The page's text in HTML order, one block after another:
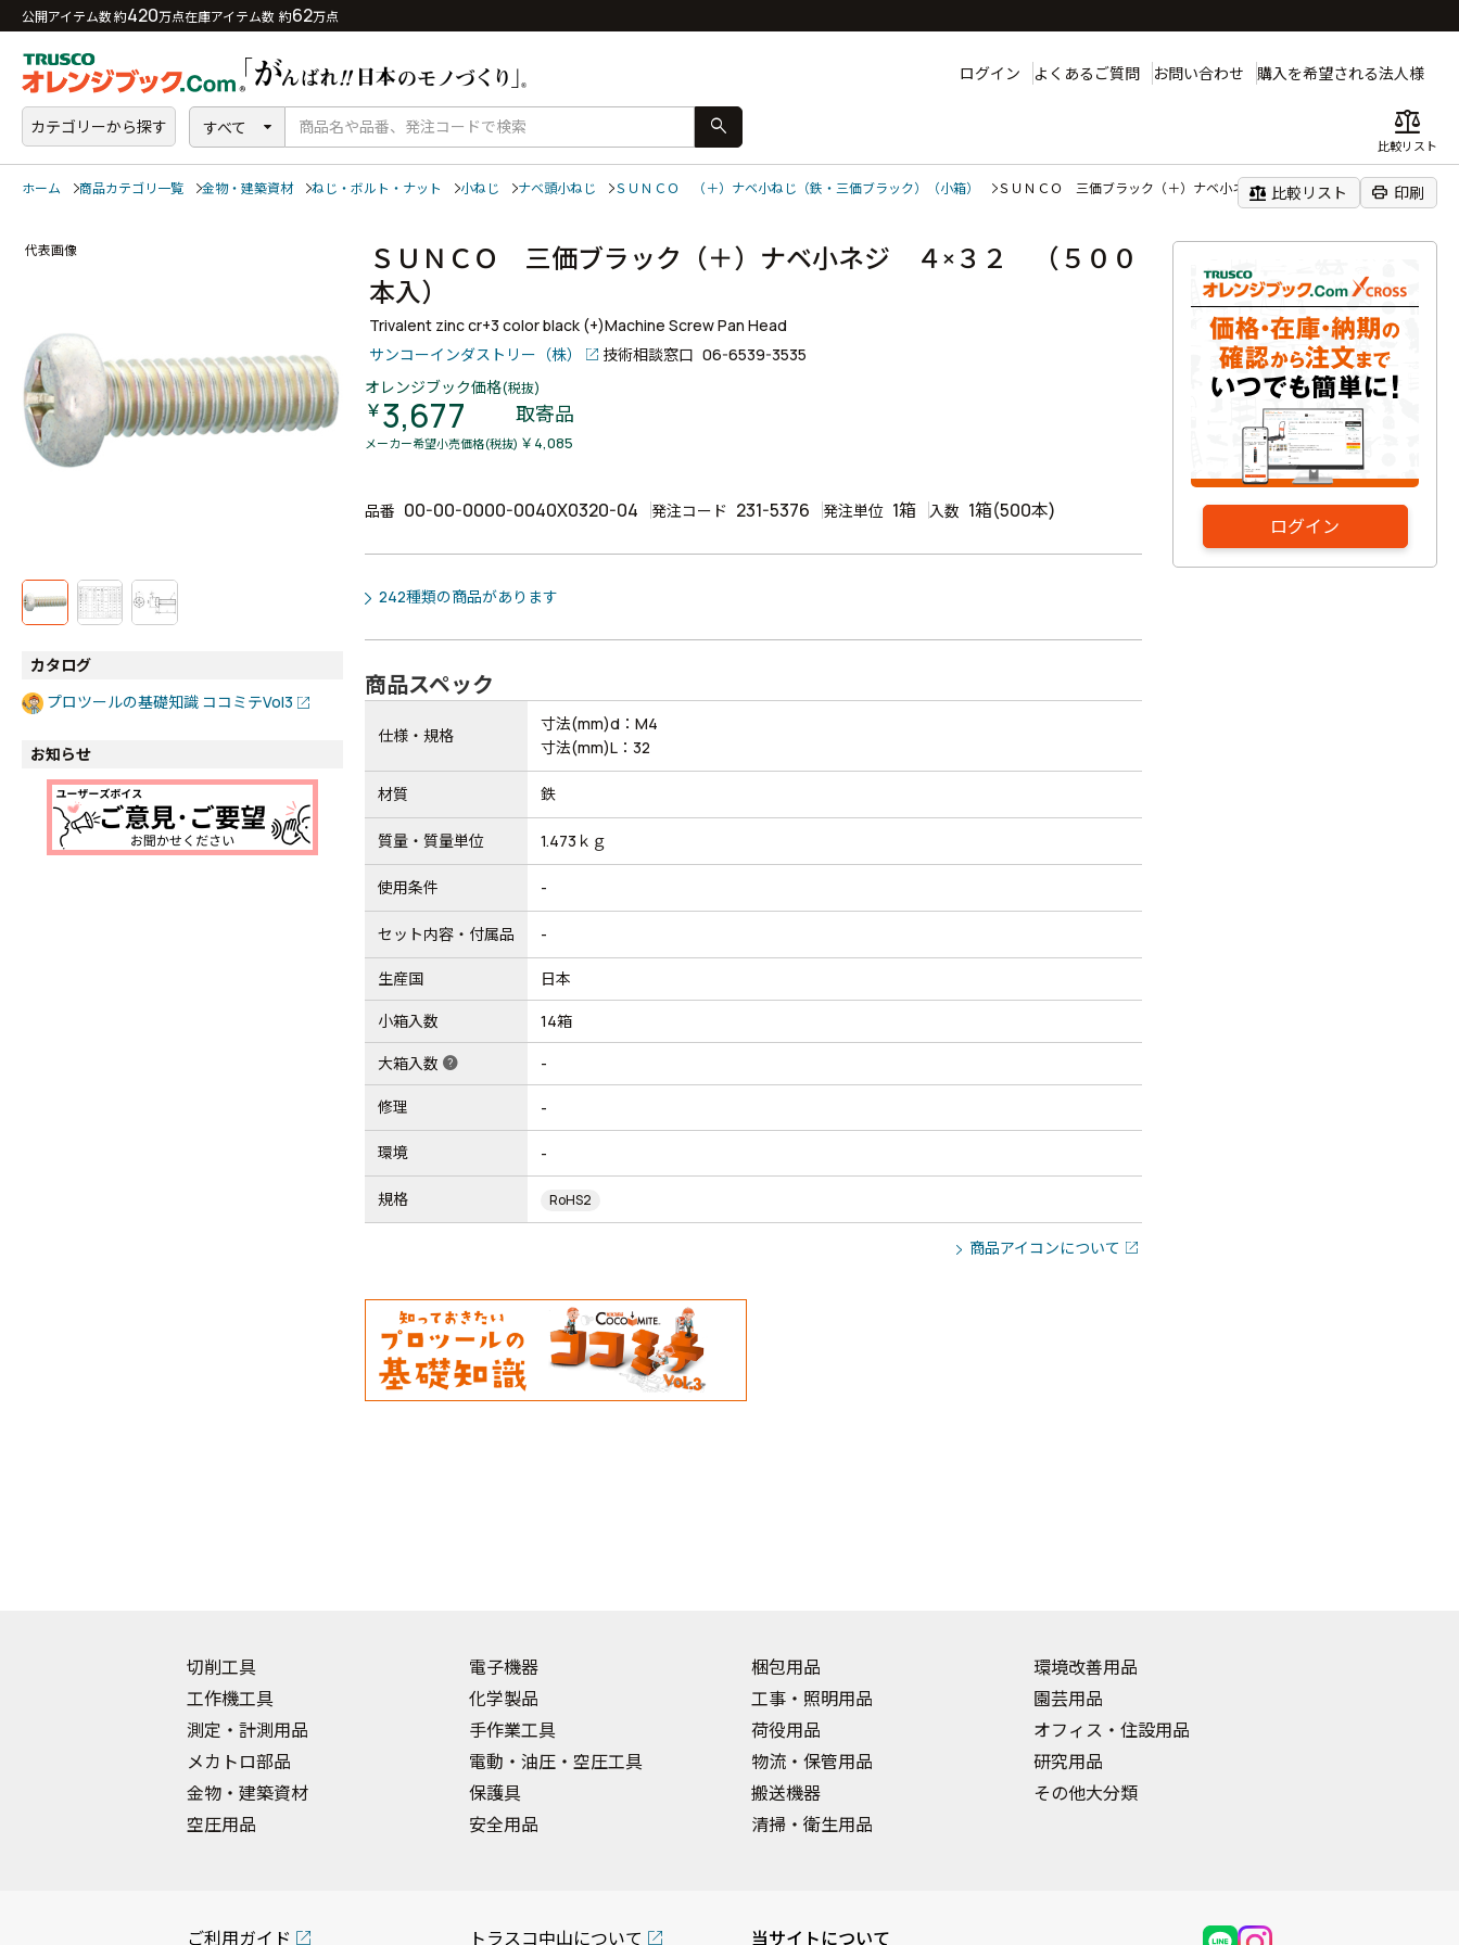
公開アイテム数 約420万点在庫アイテム数 約62万点
ログイン よくあるご質問 お問い合わせ 購入を希望される法人様
カテゴリーから探す すべて search balance
比較リスト
ホーム 商品カテゴリ一覧 金物・建築資材 ねじ・ボルト・ナット 小ねじ ナベ頭小ねじ ＳＵＮＣＯ （＋）ナベ小ねじ（鉄・三価ブラック）（小箱） ＳＵＮＣＯ 三価ブラック（＋）ナベ小ネジ ４×３２ （５００本入）
balance 比較リスト print 印刷
ログイン
代表画像
カタログ
プロツールの基礎知識 ココミテVol3
お知らせ
ＳＵＮＣＯ 三価ブラック（＋）ナベ小ネジ ４×３２ （５００
本入）
Trivalent zinc cr+3 color black (+)Machine Screw Pan Head
サンコーインダストリー（株）
技術相談窓口 06-6539-3535
オレンジブック価格(税抜)
￥3,677 取寄品
メーカー希望小売価格(税抜) ￥4,085
品番 00-00-0000-0040X0320-04 発注コード 231-5376 発注単位 1箱 入数 1箱(500本)
242種類の商品があります
商品スペック
仕様・規格
寸法(mm)d：M4
寸法(mm)L：32
材質 鉄
質量・質量単位 1.473ｋｇ
使用条件 -
セット内容・付属品 -
生産国 日本
小箱入数 14箱
大箱入数 help -
修理 -
環境 -
規格 RoHS2
商品アイコンについて
切削工具
工作機工具
測定・計測用品
メカトロ部品
金物・建築資材
空圧用品
電子機器
化学製品
手作業工具
電動・油圧・空圧工具
保護具
安全用品
梱包用品
工事・照明用品
荷役用品
物流・保管用品
搬送機器
清掃・衛生用品
環境改善用品
園芸用品
オフィス・住設用品
研究用品
その他大分類
ご利用ガイド トラスコ中山について 当サイトについて